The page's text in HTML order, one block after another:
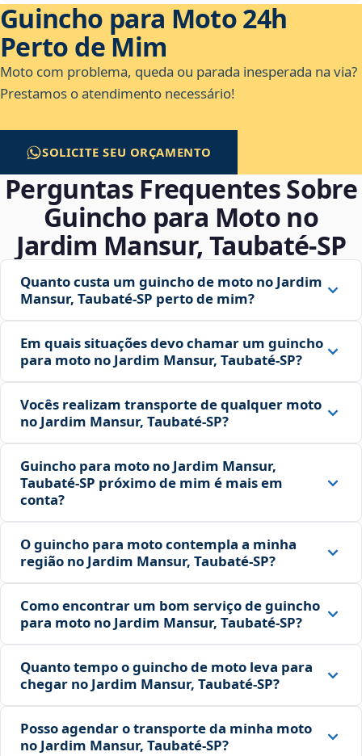
Guincho para Moto 24h
Perto de Mim
Moto com problema, queda ou parada inesperada na via?
Prestamos o atendimento necessário!
SOLICITE SEU ORÇAMENTO
Perguntas Frequentes Sobre
Guincho para Moto no
Jardim Mansur, Taubaté‑SP
Quanto custa um guincho de moto no Jardim
Mansur, Taubaté‑SP perto de mim?
Em quais situações devo chamar um guincho
para moto no Jardim Mansur, Taubaté‑SP?
Vocês realizam transporte de qualquer moto
no Jardim Mansur, Taubaté‑SP?
Guincho para moto no Jardim Mansur,
Taubaté‑SP próximo de mim é mais em
conta?
O guincho para moto contempla a minha
região no Jardim Mansur, Taubaté‑SP?
Como encontrar um bom serviço de guincho
para moto no Jardim Mansur, Taubaté‑SP?
Quanto tempo o guincho de moto leva para
chegar no Jardim Mansur, Taubaté‑SP?
Posso agendar o transporte da minha moto
no Jardim Mansur, Taubaté‑SP?